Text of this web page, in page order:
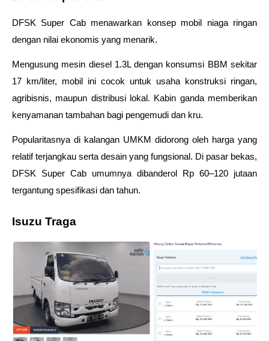
DFSK Super Cab menawarkan konsep mobil niaga ringan
dengan nilai ekonomis yang menarik.
Mengusung mesin diesel 1.3L dengan konsumsi BBM sekitar
17 km/liter, mobil ini cocok untuk usaha konstruksi ringan,
agribisnis, maupun distribusi lokal. Kabin ganda memberikan
kenyamanan tambahan bagi pengemudi dan kru.
Popularitasnya di kalangan UMKM didorong oleh harga yang
relatif terjangkau serta desain yang fungsional. Di pasar bekas,
DFSK Super Cab umumnya dibanderol Rp 60–120 jutaan
tergantung spesifikasi dan tahun.
Isuzu Traga